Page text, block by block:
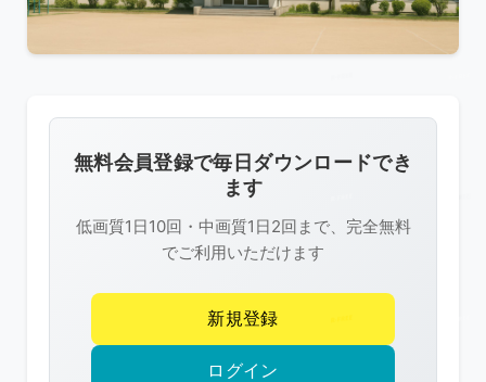
像
は
R-
FREE
作
権
無料会員登録で毎日ダウンロードでき
ます
低画質1日10回・中画質1日2回まで、完全無料
でご利用いただけます
新規登録
ログイン